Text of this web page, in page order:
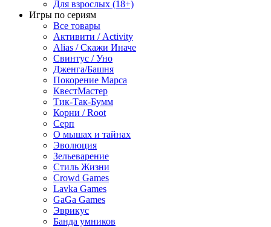
Для взрослых (18+)
Игры по сериям
Все товары
Активити / Activity
Alias / Скажи Иначе
Свинтус / Уно
Дженга/Башня
Покорение Марса
КвестМастер
Тик-Так-Бумм
Корни / Root
Серп
О мышах и тайнах
Эволюция
Зельеварение
Стиль Жизни
Crowd Games
Lavka Games
GaGa Games
Эврикус
Банда умников